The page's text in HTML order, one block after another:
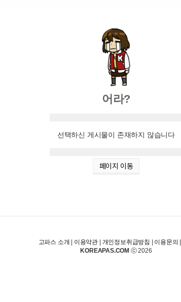
어라?
선택하신 게시물이 존재하지 않습니다
페이지 이동
고파스 소개 이용약관 개인정보취급방침 이용문의
KOREAPAS.COM ⓒ 2026